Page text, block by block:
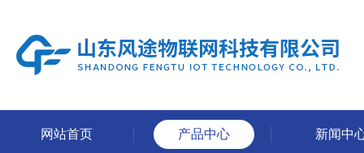
网站首页 产品中心 新闻中